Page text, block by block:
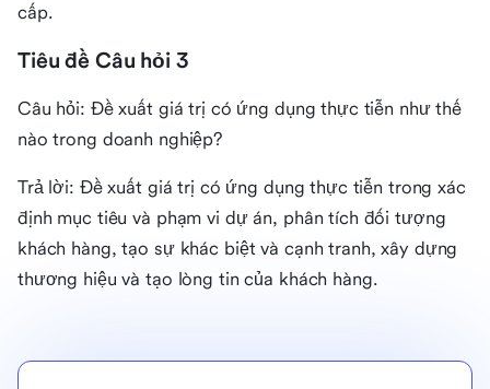
cấp.
Tiêu đề Câu hỏi 3
Câu hỏi: Đề xuất giá trị có ứng dụng thực tiễn như thế
nào trong doanh nghiệp?
Trả lời: Đề xuất giá trị có ứng dụng thực tiễn trong xác
định mục tiêu và phạm vi dự án, phân tích đối tượng
khách hàng, tạo sự khác biệt và cạnh tranh, xây dựng
thương hiệu và tạo lòng tin của khách hàng.